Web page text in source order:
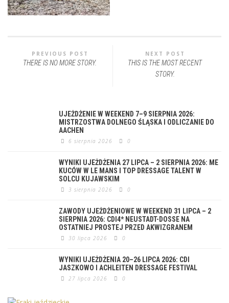
PREVIOUS POST
THERE IS NO MORE STORY.
NEXT POST
THIS IS THE MOST RECENT
STORY.
UJEŻDŻENIE W WEEKEND 7–9 SIERPNIA 2026:
MISTRZOSTWA DOLNEGO ŚLĄSKA I ODLICZANIE DO
AACHEN
6 sierpnia 2026 0
WYNIKI UJEŻDŻENIA 27 LIPCA – 2 SIERPNIA 2026: ME
KUCÓW W LE MANS I TOP DRESSAGE TALENT W
SOLCU KUJAWSKIM
3 sierpnia 2026 0
ZAWODY UJEŻDŻENIOWE W WEEKEND 31 LIPCA – 2
SIERPNIA 2026: CDI4* NEUSTADT-DOSSE NA
OSTATNIEJ PROSTEJ PRZED AKWIZGRANEM
30 lipca 2026 0
WYNIKI UJEŻDŻENIA 20–26 LIPCA 2026: CDI
JASZKOWO I ACHLEITEN DRESSAGE FESTIVAL
27 lipca 2026 0